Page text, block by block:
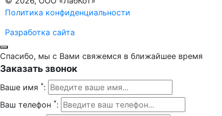
Политика конфиденциальности
Разработка сайта
Спасибо, мы с Вами свяжемся в ближайшее время
Заказать звонок
Ваше имя *:
Ваш телефон *: